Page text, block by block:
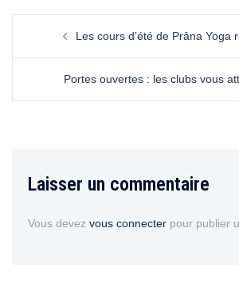
Les cours d’été de Prâna Yoga
Portes ouvertes : les clubs vous
Laisser un commentaire
Vous devez vous connecter pour publier